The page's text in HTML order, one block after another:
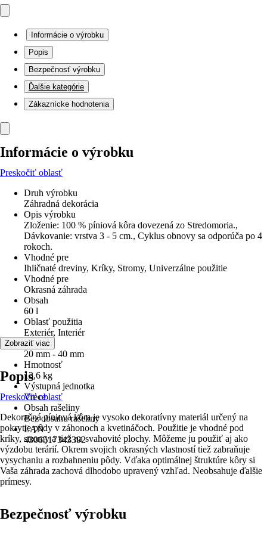
Informácie o výrobku
Popis
Bezpečnosť výrobku
Ďalšie kategórie
Zákaznícke hodnotenia
Informácie o výrobku
Preskočiť oblasť
Druh výrobku
Záhradná dekorácia
Opis výrobku
Zloženie: 100 % píniová kôra dovezená zo Stredomoria.,
Dávkovanie: vrstva 3 - 5 cm., Cyklus obnovy sa odporúča po 4
rokoch.
Vhodné pre
Ihličnaté dreviny, Kríky, Stromy, Univerzálne použitie
Vhodné pre
Okrasná záhrada
Obsah
60 l
Oblasť použitia
Exteriér, Interiér
Zrnitosť
20 mm - 40 mm
Hmotnosť
13,6 kg
Výstupná jednotka
Vrece
Obsah rašeliny
Bez obsahu rašeliny
EAN
4306517343392
Zobraziť viac
Popis
Preskočiť oblasť
Dekoračná píniová kôra je vysoko dekoratívny materiál určený na
pokrytie pôdy v záhonoch a kvetináčoch. Použitie je vhodné pod
kríky, stromy a tiež na svahovité plochy. Môžeme ju použiť aj ako
výzdobu terárií. Okrem svojich okrasných vlastností tiež zabraňuje
vysychaniu a rozbahneniu pôdy. Vďaka optimálnej štruktúre kôry si
Vaša záhrada zachová dlhodobo upravený vzhľad. Neobsahuje ďalšie
prímesy.
Bezpečnosť výrobku